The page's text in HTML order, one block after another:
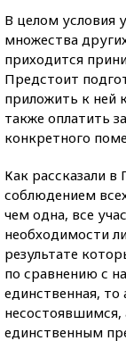
В целом условия
множества
приходится
Предстоит
приложить к ней
также оплатить
конкретного
Как рассказали
соблюдением
чем одна, все
необходимости
результате
по сравнению с
единственная,
несостоявшимся,
единственным